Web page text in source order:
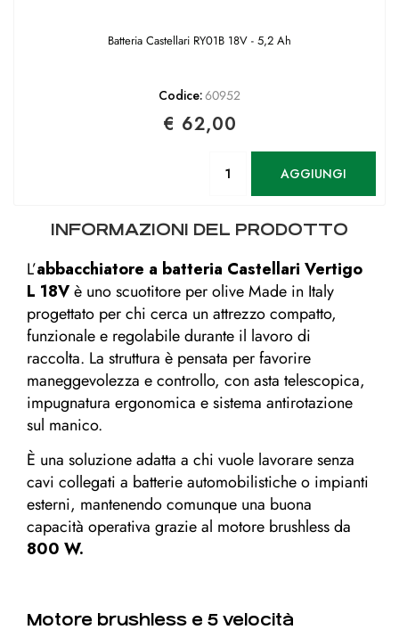
Batteria Castellari RY01B 18V - 5,2 Ah
Codice:60952
€ 62,00
AGGIUNGI
INFORMAZIONI DEL PRODOTTO
L’abbacchiatore a batteria Castellari Vertigo
L 18Vè uno scuotitore per olive Made in Italy
progettato per chi cerca un attrezzo compatto,
funzionale e regolabile durante il lavoro di
raccolta. La struttura è pensata per favorire
maneggevolezza e controllo, con asta telescopica,
impugnatura ergonomica e sistema antirotazione
sul manico.
È una soluzione adatta a chi vuole lavorare senza
cavi collegati a batterie automobilistiche o impianti
esterni, mantenendo comunque una buona
capacità operativa grazie al motore brushless da
800 W.
Motore brushless e 5 velocità